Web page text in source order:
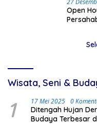
27
Open
Wisata, Seni &
1 17 Mei 2025 0
Ditengah Hujan
Budaya Terbesar